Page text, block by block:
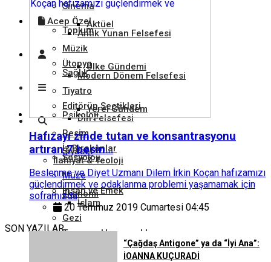
Antik Yunan Felsefesi
Modern Dönem Felsefesi
Din Felsefesi
İlahiyat & Teoloji
İslam
Hristiyanlık
Aktüel
Ülke Gündemi
Yerel Gündem
Siyaset
Ekonomi
Sinema
Müzik
Tiyatro
Resim
Müze
Gezi
Toplum
Sağlık
Psikoloji
Sosyoloji
Acep Özel
Ütopya
Editörün Seçtikleri
İz Bırakanlar
İnsan ve Emek
Tarım ve Hayvancılık
Hafızayı zinde tutan ve konsantrasyonu
artıran 7 besin…
Beslenme ve Diyet Uzmanı Dilem İrkin Koçan hafızamızı
güçlendirmek ve odaklanma problemi yaşamamak için
soframızda
20 Temmuz 2019 Cumartesi 04:45
SON YAZILAR
“Çağdaş Antigone” ya da “İyi Ana”:
İOANNA KUÇURADİ